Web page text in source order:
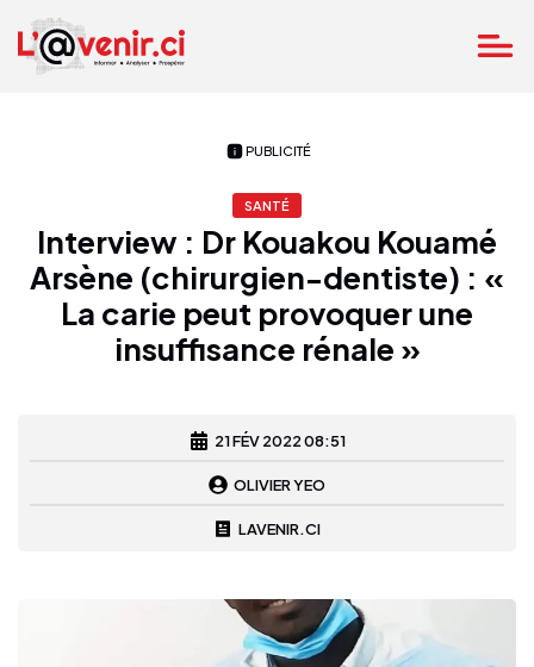
PUBLICITÉ
SANTÉ
Interview : Dr Kouakou Kouamé
Arsène (chirurgien-dentiste) : «
La carie peut provoquer une
insuffisance rénale »
21 FÉV 2022 08:51
OLIVIER YEO
LAVENIR.CI